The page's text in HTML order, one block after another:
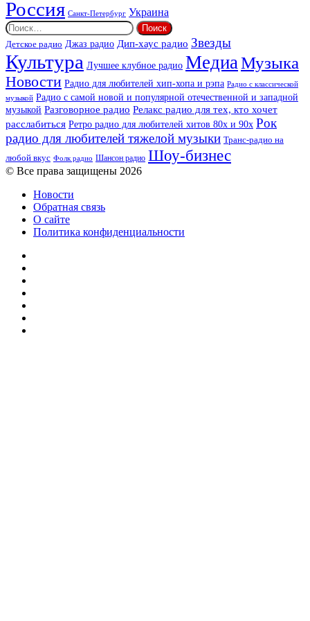
Россия Санкт-Петербург Украина
Найти:
Детское радио Джаз радио Дип-хаус радио Звезды
Культура Лучшее клубное радио МедиаМузыка
Новости Радио для любителей хип-хопа и рэпа Радио с классической
музыкой Радио с самой новой и популярной отечественной и западной
музыкой Разговорное радио Релакс радио для тех, кто хочет
расслабиться Ретро радио для любителей хитов 80х и 90х Рок
радио для любителей тяжелой музыки Транс-радио на
любой вкус Фолк радио Шансон радио Шоу-бизнес
© Все права защищены 2026
Новости
Обратная связь
О сайте
Политика конфиденциальности